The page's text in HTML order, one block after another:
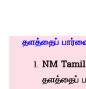
தளத்தைப்
NM
தளத்தைப்